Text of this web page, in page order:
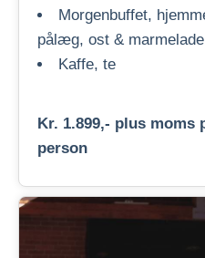
Morgenbuffet,
pålæg, ost &
Kaffe, te
Kr. 1.899,- plus moms
person